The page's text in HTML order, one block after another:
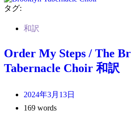
タグ:
和訳
Order My Steps / The
Tabernacle Choir 和訳
2024年3月13日
169 words